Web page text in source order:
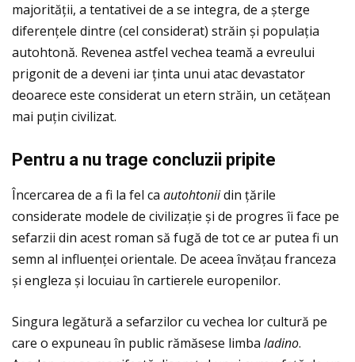
majorităţii, a tentativei de a se integra, de a șterge
diferenţele dintre (cel considerat) străin și populaţia
autohtonă. Revenea astfel vechea teamă a evreului
prigonit de a deveni iar ţinta unui atac devastator
deoarece este considerat un etern străin, un cetăţean
mai puţin civilizat.
Pentru a nu trage concluzii pripite
Încercarea de a fi la fel ca autohtoniidin ţările
considerate modele de civilizaţie și de progres îi face pe
sefarzii din acest roman să fugă de tot ce ar putea fi un
semn al influenţei orientale. De aceea învăţau franceza
și engleza și locuiau în cartierele europenilor.
Singura legătură a sefarzilor cu vechea lor cultură pe
care o expuneau în public rămăsese limba ladino.